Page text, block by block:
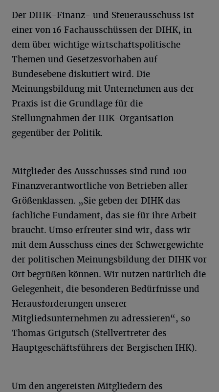
Der DIHK-Finanz- und Steuerausschuss ist
einer von 16 Fachausschüssen der DIHK, in
dem über wichtige wirtschaftspolitische
Themen und Gesetzesvorhaben auf
Bundesebene diskutiert wird. Die
Meinungsbildung mit Unternehmen aus der
Praxis ist die Grundlage für die
Stellungnahmen der IHK-Organisation
gegenüber der Politik.
Mitglieder des Ausschusses sind rund 100
Finanzverantwortliche von Betrieben aller
Größenklassen. „Sie geben der DIHK das
fachliche Fundament, das sie für ihre Arbeit
braucht. Umso erfreuter sind wir, dass wir
mit dem Ausschuss eines der Schwergewichte
der politischen Meinungsbildung der DIHK vor
Ort begrüßen können. Wir nutzen natürlich die
Gelegenheit, die besonderen Bedürfnisse und
Herausforderungen unserer
Mitgliedsunternehmen zu adressieren“, so
Thomas Grigutsch (Stellvertreter des
Hauptgeschäftsführers der Bergischen IHK).
Um den angereisten Mitgliedern des